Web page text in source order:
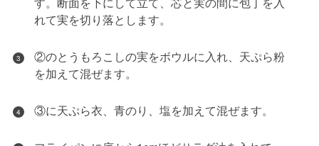
れて実を切り落とします。
3
②のとうもろこしの実をボウルに入れ、天ぷら粉
を加えて混ぜます。
4 ③に天ぷら衣、青のり、塩を加えて混ぜます。